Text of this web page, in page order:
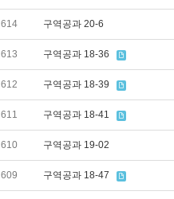
614 구역공과 20-6
613 구역공과 18-36
612 구역공과 18-39
611 구역공과 18-41
610 구역공과 19-02
609 구역공과 18-47